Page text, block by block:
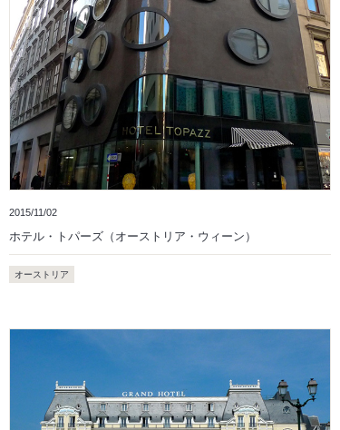
2015/11/02
ホテル・トパーズ（オーストリア・ウィーン）
オーストリア